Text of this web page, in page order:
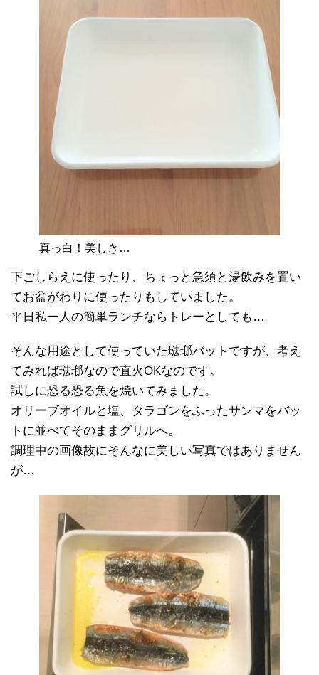
真っ白！美しき…
下ごしらえに使ったり、ちょっと急須と湯飲みを置い
てお盆がわりに使ったりもしていました。
平日私一人の簡単ランチならトレーとしても…
そんな用途として使っていた琺瑯バットですが、考え
てみれば琺瑯なので直火OKなのです。
試しに恐る恐る魚を焼いてみました。
オリーブオイルと塩、タラゴンをふったサンマをバッ
トに並べてそのままグリルへ。
調理中の画像故にそんなに美しい写真ではありません
が…